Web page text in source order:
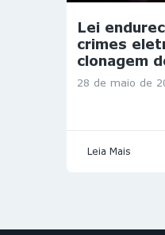
HOMEST
HOME
Lei
crimes
clonagem
28 de maio de
Leia Mais